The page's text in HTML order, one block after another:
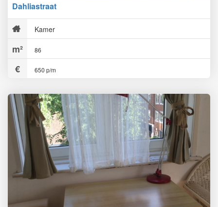
Dahliastraat
Kamer
86
650 p/m